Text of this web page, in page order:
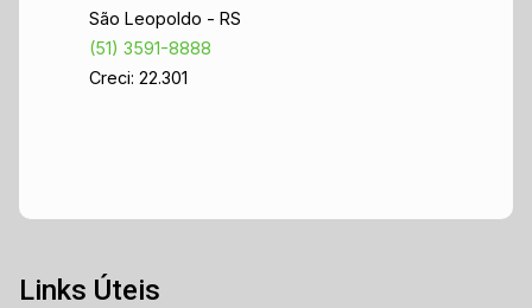
São Leopoldo - RS
(51) 3591-8888
Creci: 22.301
Links Úteis